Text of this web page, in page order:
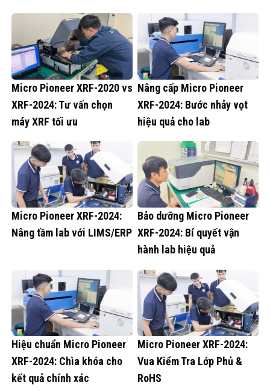
Micro Pioneer XRF-2020 vs
XRF-2024: Tư vấn chọn
máy XRF tối ưu
Nâng cấp Micro Pioneer
XRF-2024: Bước nhảy vọt
hiệu quả cho lab
Micro Pioneer XRF-2024:
Nâng tầm lab với LIMS/ERP
Bảo dưỡng Micro Pioneer
XRF-2024: Bí quyết vận
hành lab hiệu quả
Hiệu chuẩn Micro Pioneer
XRF-2024: Chìa khóa cho
kết quả chính xác
Micro Pioneer XRF-2024:
Vua Kiểm Tra Lớp Phủ &
RoHS